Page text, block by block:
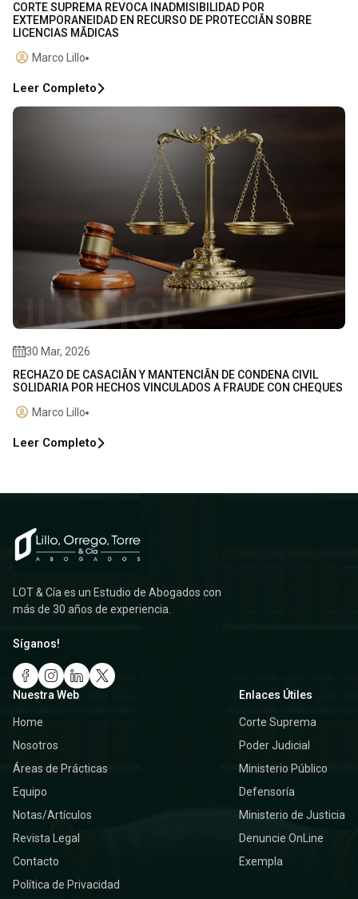
CORTE SUPREMA REVOCA INADMISIBILIDAD POR
EXTEMPORANEIDAD EN RECURSO DE PROTECCIÃN SOBRE
LICENCIAS MÃDICAS
Marco Lillo
Leer Completo
30 Mar, 2026
RECHAZO DE CASACIÃN Y MANTENCIÃN DE CONDENA CIVIL
SOLIDARIA POR HECHOS VINCULADOS A FRAUDE CON CHEQUES
Marco Lillo
Leer Completo
LOT & Cía es un Estudio de Abogados con
más de 30 años de experiencia.
Síganos!
Nuestra Web
Home
Nosotros
Áreas de Prácticas
Equipo
Notas/Artículos
Revista Legal
Contacto
Política de Privacidad
Enlaces Útiles
Corte Suprema
Poder Judicial
Ministerio Público
Defensoría
Ministerio de Justicia
Denuncie OnLine
Exempla